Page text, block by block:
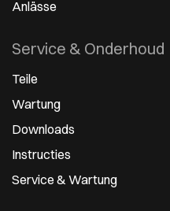
Anlässe
Service & Onderhoud
Teile
Wartung
Downloads
Instructies
Service & Wartung